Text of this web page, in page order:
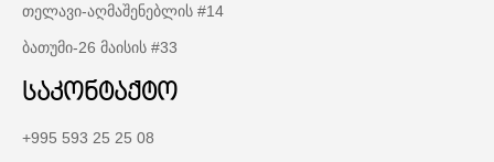
თელავი-აღმაშენებლის #14
ბათუმი-26 მაისის #33
საკონტაქტო
+995 593 25 25 08